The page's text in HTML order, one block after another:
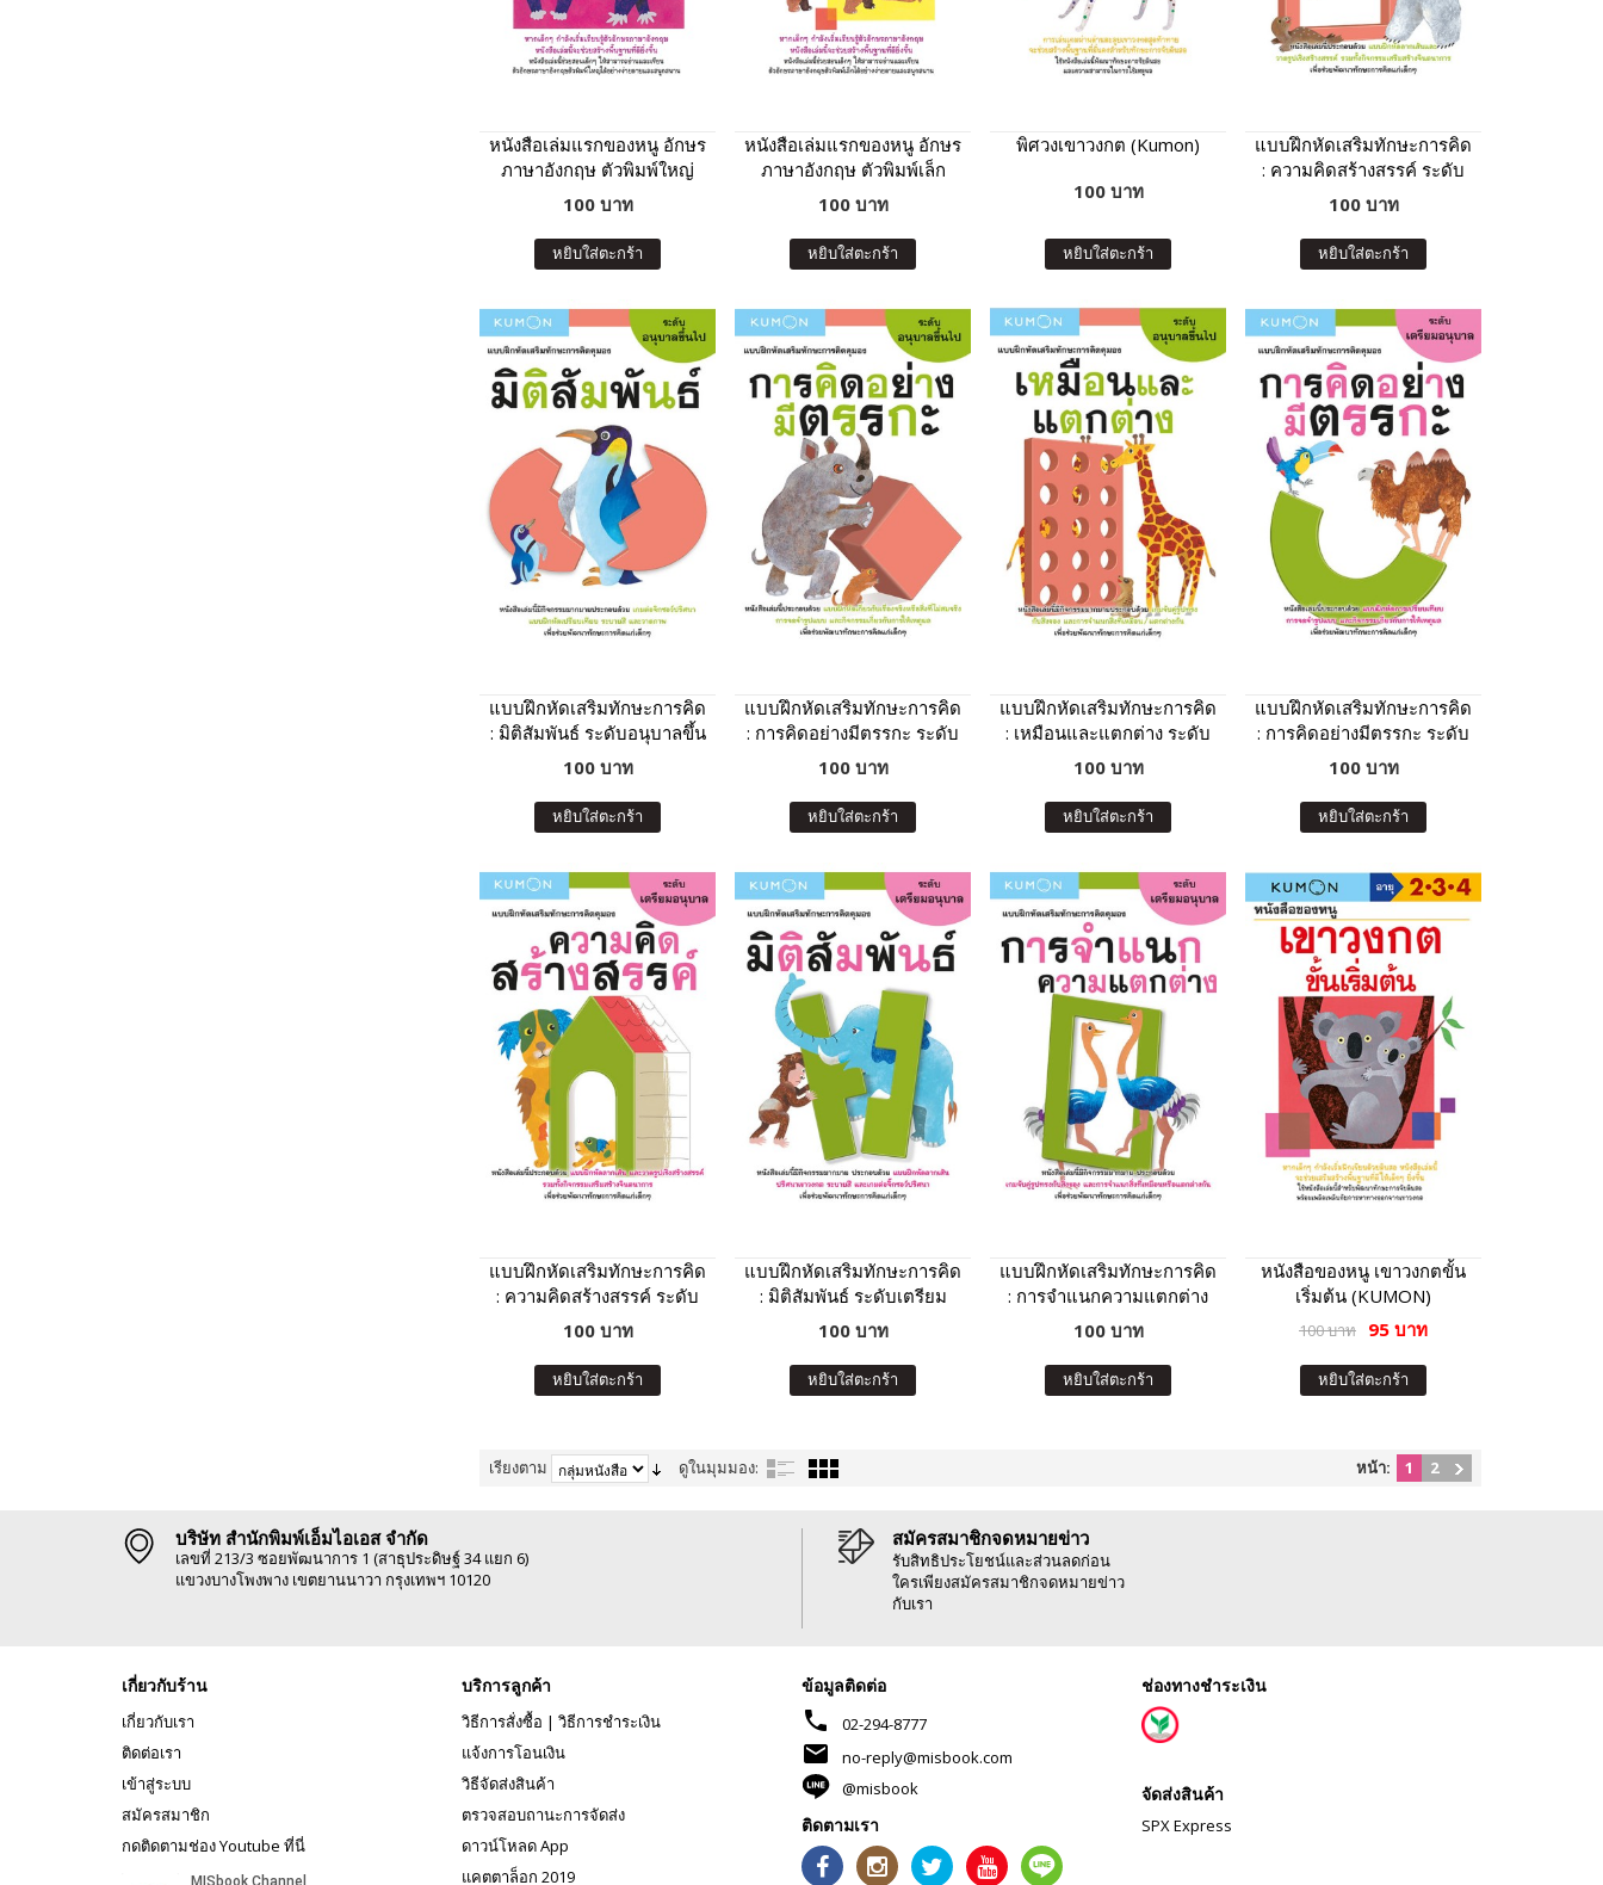
หนังสือเล่มแรกของหนู อักษร
ภาษาอังกฤษ ตัวพิมพ์ใหญ่
(Kumon)
100 บาท
หยิบใส่ตะกร้า
หนังสือเล่มแรกของหนู อักษร
ภาษาอังกฤษ ตัวพิมพ์เล็ก
(Kumon)
100 บาท
หยิบใส่ตะกร้า
พิศวงเขาวงกต (Kumon)
100 บาท
หยิบใส่ตะกร้า
แบบฝึกหัดเสริมทักษะการคิด
: ความคิดสร้างสรรค์ ระดับ
อนุบาลขึ้นไป (Kumon)
100 บาท
หยิบใส่ตะกร้า
แบบฝึกหัดเสริมทักษะการคิด
: มิติสัมพันธ์ ระดับอนุบาลขึ้น
ไป (Kumon)
100 บาท
หยิบใส่ตะกร้า
แบบฝึกหัดเสริมทักษะการคิด
: การคิดอย่างมีตรรกะ ระดับ
อนุบาลขึ้นไป (Kumon)
100 บาท
หยิบใส่ตะกร้า
แบบฝึกหัดเสริมทักษะการคิด
: เหมือนและแตกต่าง ระดับ
อนุบาลขึ้นไป (Kumon)
100 บาท
หยิบใส่ตะกร้า
แบบฝึกหัดเสริมทักษะการคิด
: การคิดอย่างมีตรรกะ ระดับ
เตรียมอนุบาล (Kumon)
100 บาท
หยิบใส่ตะกร้า
แบบฝึกหัดเสริมทักษะการคิด
: ความคิดสร้างสรรค์ ระดับ
เตรียมอนุบาล (Kumon)
100 บาท
หยิบใส่ตะกร้า
แบบฝึกหัดเสริมทักษะการคิด
: มิติสัมพันธ์ ระดับเตรียม
อนุบาล (Kumon)
100 บาท
หยิบใส่ตะกร้า
แบบฝึกหัดเสริมทักษะการคิด
: การจำแนกความแตกต่าง
ระดับเตรียมอนุบาล
100 บาท
หยิบใส่ตะกร้า
หนังสือของหนู เขาวงกตขั้น
เริ่มต้น (KUMON)
100 บาท 95 บาท
หยิบใส่ตะกร้า
เรียงตาม ดูในมุมมอง: หน้า: 1 2
บริษัท สำนักพิมพ์เอ็มไอเอส จำกัด
เลขที่ 213/3 ซอยพัฒนาการ 1 (สาธุประดิษฐ์ 34 แยก 6)
แขวงบางโพงพาง เขตยานนาวา กรุงเทพฯ 10120
สมัครสมาชิกจดหมายข่าว
รับสิทธิประโยชน์และส่วนลดก่อน
ใครเพียงสมัครสมาชิกจดหมายข่าว
กับเรา
เกี่ยวกับร้าน
เกี่ยวกับเรา
ติดต่อเรา
เข้าสู่ระบบ
สมัครสมาชิก
กดติดตามช่อง Youtube ที่นี่
บริการลูกค้า
วิธีการสั่งซื้อ | วิธีการชำระเงิน
แจ้งการโอนเงิน
วิธีจัดส่งสินค้า
ตรวจสอบถานะการจัดส่ง
ดาวน์โหลด App
แคตตาล็อก 2019
ข้อมูลติดต่อ
phone 02-294-8777
mail
no-reply@misbook.com
@misbook
ติดตามเรา
ช่องทางชำระเงิน
จัดส่งสินค้า
SPX Express